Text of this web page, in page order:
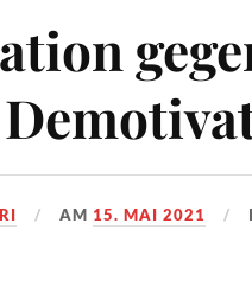
AM 15. MAI 2021